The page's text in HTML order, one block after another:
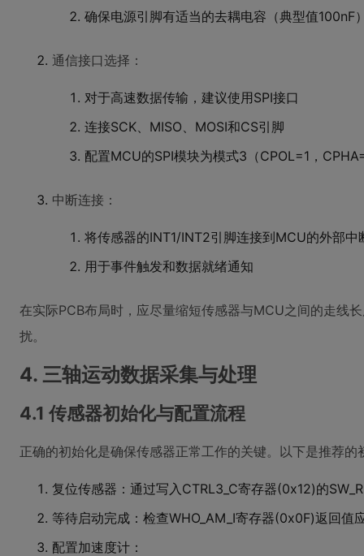
确保电源引脚有适当的去耦电容（典型值100nF
通信接口选择：
对于高速数据传输，建议使用SPI接口
连接SCK、MISO、MOSI和CS引脚
配置MCU的SPI模块为模式3（CPOL=1，
中断连接：
将传感器的INT1/INT2引脚连接到MCU的外部中
用于事件触发和数据就绪通知
在实际PCB布局时，应尽量缩短传感器与MCU之间的走线
扰。
4. 三轴运动数据采集与处理
4.1 传感器初始化与配置流程
正确的初始化是确保传感器正常工作的关键。以下是推荐的
复位传感器：通过写入CTRL3_C寄存器(0x12)的
等待启动完成：检查WHO_AM_I寄存器(0x0F)返回值
配置加速度计：